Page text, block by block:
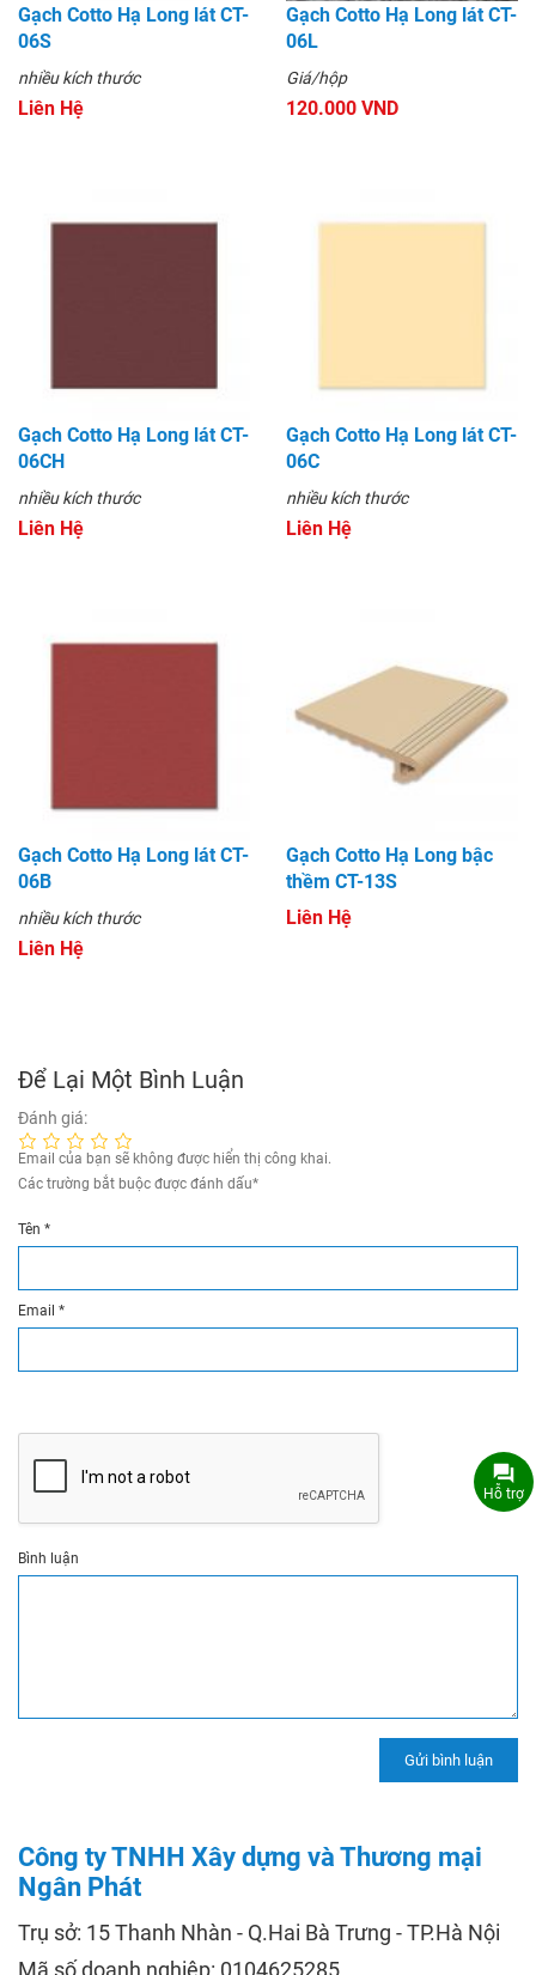
Gạch Cotto Hạ Long lát CT-
06S
nhiều kích thước
Liên Hệ
Gạch Cotto Hạ Long lát CT-
06L
Giá/hộp
120.000 VND
Gạch Cotto Hạ Long lát CT-
06CH
nhiều kích thước
Liên Hệ
Gạch Cotto Hạ Long lát CT-
06C
nhiều kích thước
Liên Hệ
Gạch Cotto Hạ Long lát CT-
06B
nhiều kích thước
Liên Hệ
Gạch Cotto Hạ Long bậc
thềm CT-13S
Liên Hệ
Để Lại Một Bình Luận
Đánh giá:
Email của bạn sẽ không được hiển thị công khai.
Các trường bắt buộc được đánh dấu*
Tên *
Email *
Bình luận
Công ty TNHH Xây dựng và Thương mại
Ngân Phát
Trụ sở: 15 Thanh Nhàn - Q.Hai Bà Trưng - TP.Hà Nội
Mã số doanh nghiệp: 0104625285
Hỗ trợ